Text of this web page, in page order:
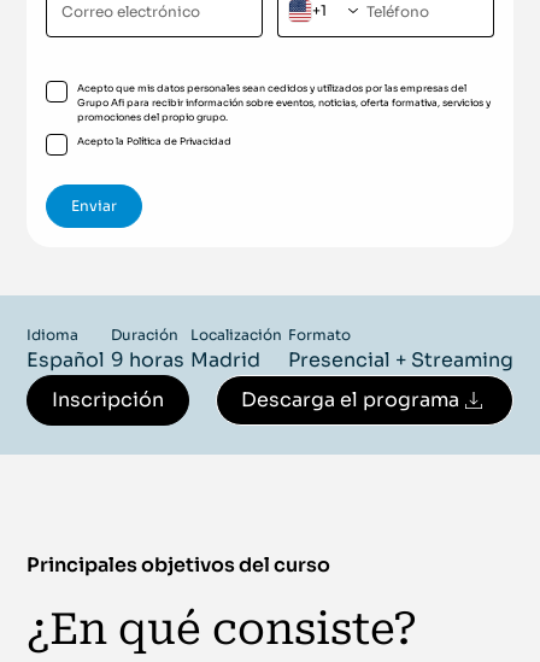
+1
Acepto que mis datos personales sean cedidos y utilizados por las empresas del
Grupo Afi para recibir información sobre eventos, noticias, oferta formativa, servicios y
promociones del propio grupo.
Acepto laPolítica de Privacidad
Idioma
Español
Duración
9 horas
Localización
Madrid
Formato
Presencial + Streaming
Inscripción
Descarga el programa
Principales objetivos del curso
¿En qué consiste?